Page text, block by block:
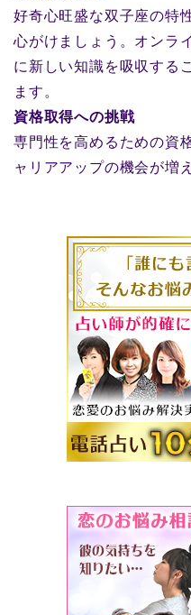
好奇心旺盛な双子座の特
心がけましょう。オンラ
に新しい知識を吸収する
ます。
資格取得への挑戦
専門性を高めるための資
ャリアアップの機会が増